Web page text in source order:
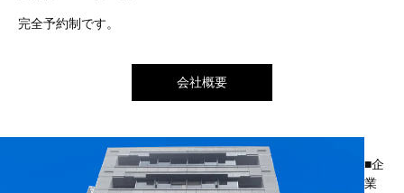
完全予約制です。
会社概要
■企
業